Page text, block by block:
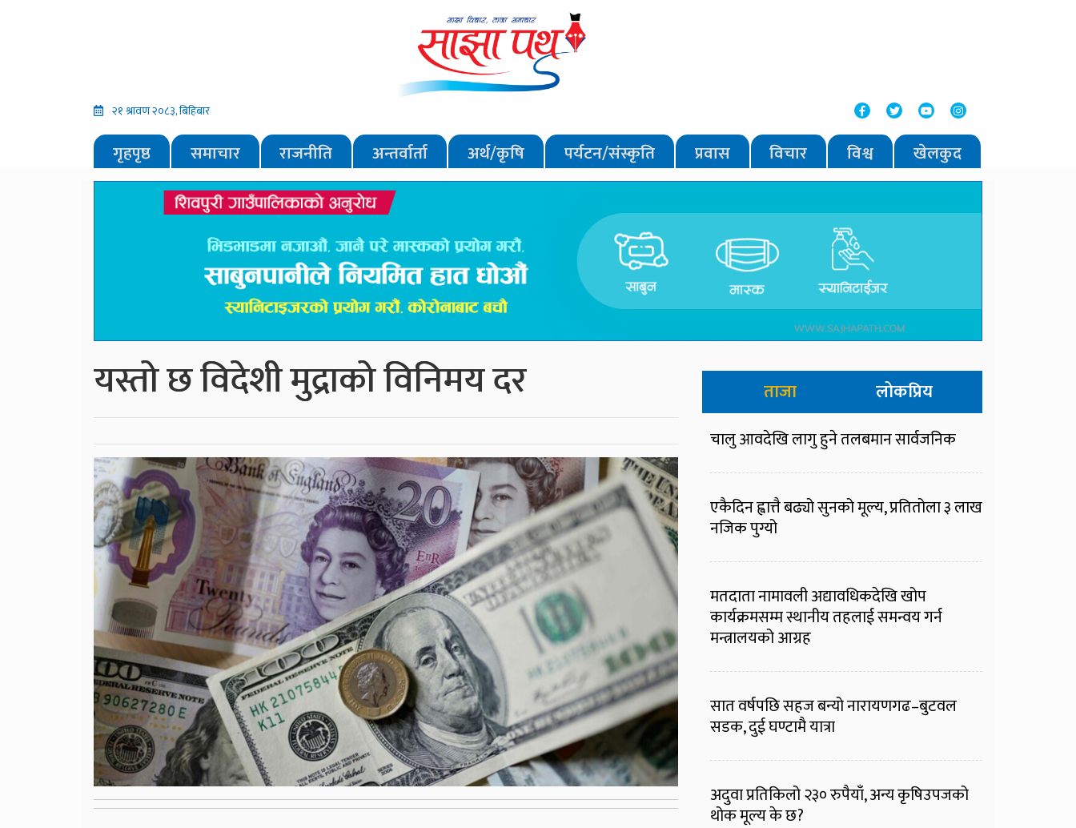
२१ श्रावण २०८३, बिहिबार
गृहपृष्ठ समाचार राजनीति अन्तर्वार्ता अर्थ/कृषि पर्यटन/संस्कृति प्रवास विचार विश्व खेलकुद
यस्तो छ विदेशी मुद्राको विनिमय दर ताजा लोकप्रिय
चालु आवदेखि लागु हुने तलबमान सार्वजनिक
एकैदिन ह्वात्तै बढ्यो सुनको मूल्य, प्रतितोला ३ लाख
नजिक पुग्यो
मतदाता नामावली अद्यावधिकदेखि खोप
कार्यक्रमसम्म स्थानीय तहलाई समन्वय गर्न
मन्त्रालयको आग्रह
सात वर्षपछि सहज बन्यो नारायणगढ–बुटवल
सडक, दुई घण्टामै यात्रा
अदुवा प्रतिकिलो २३० रुपैयाँ, अन्य कृषिउपजको
थोक मूल्य के छ?